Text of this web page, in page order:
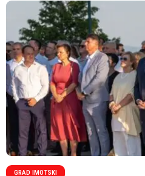
GRAD IMOTSKI